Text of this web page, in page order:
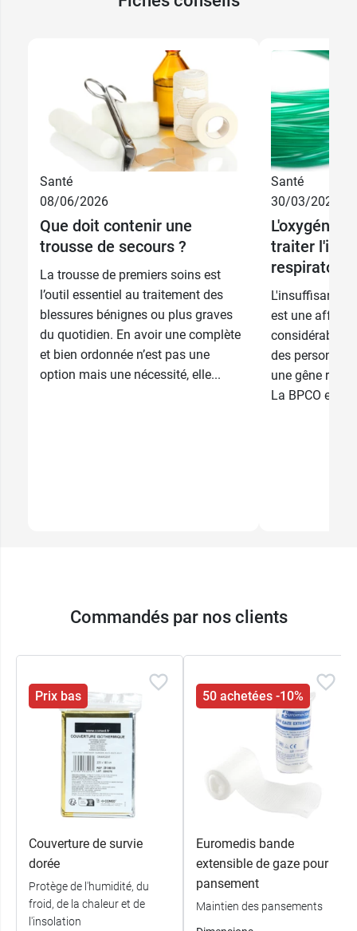
Santé
08/06/2026
Que doit contenir une
trousse de secours ?
La trousse de premiers soins est
l’outil essentiel au traitement des
blessures bénignes ou plus graves
du quotidien. En avoir une complète
et bien ordonnée n’est pas une
option mais une nécessité, elle...
Santé
30/03/2026
traiter
L'insuffisance
est une
des
une gêne
La BPCO est
Commandés par nos clients
Prix bas
Couverture de survie
dorée
Protège de l'humidité, du
froid, de la chaleur et de
l'insolation
50 achetées -10%
Euromedis bande
extensible de gaze pour
pansement
Maintien des pansements